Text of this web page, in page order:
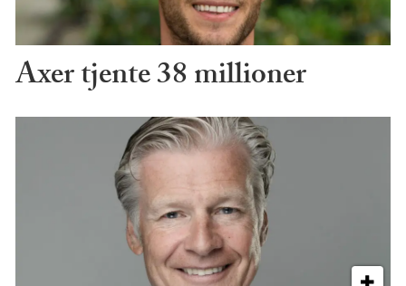
Axer tjente 38 millioner